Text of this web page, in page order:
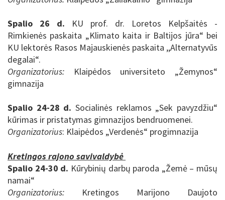
Spalio 26 d. KU prof. dr. Loretos Kelpšaitės -
Rimkienės paskaita „Klimato kaita ir Baltijos jūra“ bei
KU lektorės Rasos Majauskienės paskaita ,,Alternatyvūs
degalai“.
Organizatorius: Klaipėdos universiteto „Žemynos“
gimnazija
Spalio 24-28 d. Socialinės reklamos „Sek pavyzdžiu“
kūrimas ir pristatymas gimnazijos bendruomenei.
Organizatorius: Klaipėdos „Verdenės“ progimnazija
Kretingos rajono savivaldybė
Spalio 24-30 d. Kūrybinių darbų paroda „Žemė – mūsų
namai“
Organizatorius: Kretingos Marijono Daujoto